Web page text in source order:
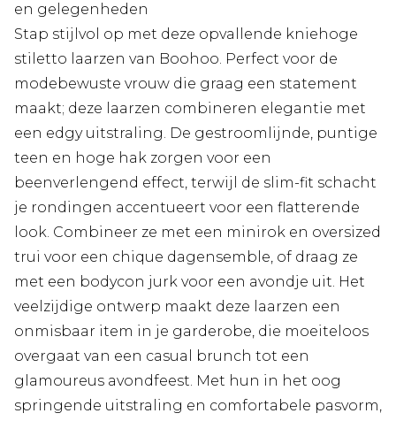
en gelegenheden
Stap stijlvol op met deze opvallende kniehoge
stiletto laarzen van Boohoo. Perfect voor de
modebewuste vrouw die graag een statement
maakt; deze laarzen combineren elegantie met
een edgy uitstraling. De gestroomlijnde, puntige
teen en hoge hak zorgen voor een
beenverlengend effect, terwijl de slim-fit schacht
je rondingen accentueert voor een flatterende
look. Combineer ze met een minirok en oversized
trui voor een chique dagensemble, of draag ze
met een bodycon jurk voor een avondje uit. Het
veelzijdige ontwerp maakt deze laarzen een
onmisbaar item in je garderobe, die moeiteloos
overgaat van een casual brunch tot een
glamoureus avondfeest. Met hun in het oog
springende uitstraling en comfortabele pasvorm,